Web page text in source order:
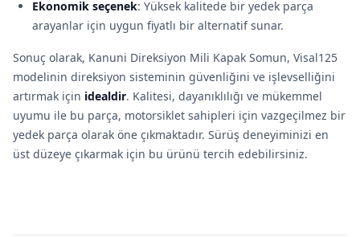
Ekonomik seçenek: Yüksek kalitede bir yedek parça
arayanlar için uygun fiyatlı bir alternatif sunar.
Sonuç olarak, Kanuni Direksiyon Mili Kapak Somun, Visal125
modelinin direksiyon sisteminin güvenliğini ve işlevselliğini
artırmak için idealdir. Kalitesi, dayanıklılığı ve mükemmel
uyumu ile bu parça, motorsiklet sahipleri için vazgeçilmez bir
yedek parça olarak öne çıkmaktadır. Sürüş deneyiminizi en
üst düzeye çıkarmak için bu ürünü tercih edebilirsiniz.